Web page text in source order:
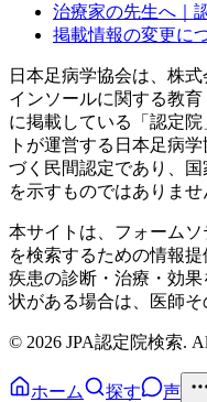
治療家の先生へ｜
掲載情報の変更に
日本足病学協会は、株
インソールに関する教
に掲載している「認定
トが運営する日本足病
づく民間認定であり、
を示すものではありませ
本サイトは、フォーム
を検索するための情報
疾患の診断・治療・効
状がある場合は、医師そ
© 2026 JPA認定院検索.
ホーム 探す 声